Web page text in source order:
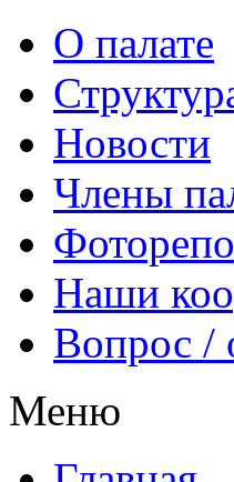
О палате
Новости
Члены
Наши
Вопрос /
Меню